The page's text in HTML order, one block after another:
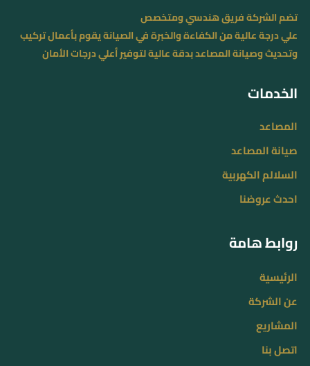
تضم الشركة فريق هندسي ومتخصص
علي درجة عالية من الكفاءة والخبرة في الصيانة يقوم بأعمال تركيب
وتحديث وصيانة المصاعد بدقة عالية لتوفير أعلي درجات الأمان
الخدمات
المصاعد
صيانة المصاعد
السلالم الكهربية
احدث عروضنا
روابط هامة
الرئيسية
عن الشركة
المشاريع
اتصل بنا